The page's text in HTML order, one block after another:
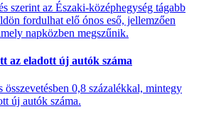
szerint az Északi-középhegység tágabb
fordulhat elő ónos eső, jellemzően
napközben megszűnik.
az eladott új autók száma
0,8 százalékkal, mintegy
új autók száma.